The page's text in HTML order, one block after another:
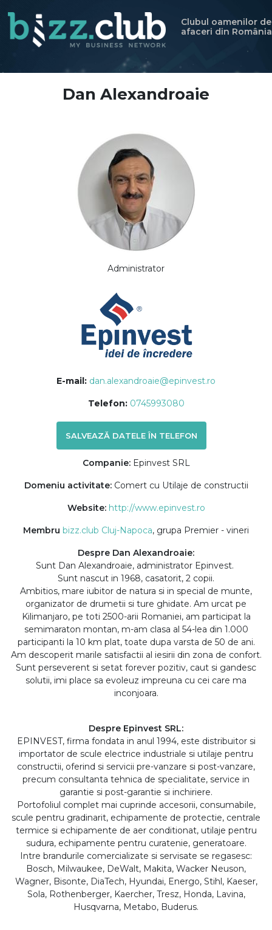
Clubul oamenilor de
afaceri din România
Dan Alexandroaie
Administrator
E-mail: dan.alexandroaie@epinvest.ro
Telefon: 0745993080
SALVEAZĂ DATELE ÎN TELEFON
Companie:Epinvest SRL
Domeniu activitate:Comert cu Utilaje de constructii
Website: http://www.epinvest.ro
Membru bizz.club Cluj-Napoca, grupa Premier - vineri
Despre Dan Alexandroaie:
Sunt Dan Alexandroaie, administrator Epinvest.
Sunt nascut in 1968, casatorit, 2 copii.
Ambitios, mare iubitor de natura si in special de munte,
organizator de drumetii si ture ghidate. Am urcat pe
Kilimanjaro, pe toti 2500-arii Romaniei, am participat la
semimaraton montan, m-am clasa al 54-lea din 1.000
participanti la 10 km plat, toate dupa varsta de 50 de ani.
Am descoperit marile satisfactii al iesirii din zona de confort.
Sunt perseverent si setat forever pozitiv, caut si gandesc
solutii, imi place sa evoleuz impreuna cu cei care ma
inconjoara.
Despre Epinvest SRL:
EPINVEST, firma fondata in anul 1994, este distribuitor si
importator de scule electrice industriale si utilaje pentru
constructii, oferind si servicii pre-vanzare si post-vanzare,
precum consultanta tehnica de specialitate, service in
garantie si post-garantie si inchiriere.
Portofoliul complet mai cuprinde accesorii, consumabile,
scule pentru gradinarit, echipamente de protectie, centrale
termice si echipamente de aer conditionat, utilaje pentru
sudura, echipamente pentru curatenie, generatoare.
Intre brandurile comercializate si servisate se regasesc:
Bosch, Milwaukee, DeWalt, Makita, Wacker Neuson,
Wagner, Bisonte, DiaTech, Hyundai, Energo, Stihl, Kaeser,
Sola, Rothenberger, Kaercher, Tresz, Honda, Lavina,
Husqvarna, Metabo, Buderus.